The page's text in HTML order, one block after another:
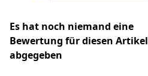
Es hat noch niemand eine
Bewertung für diesen Artikel
abgegeben